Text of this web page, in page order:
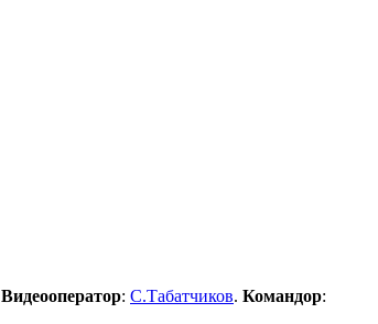
Видеооператор: С.Табатчиков. Командор: